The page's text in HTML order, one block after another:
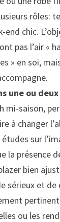
rôles:
end chic.
pas l’air «
» en soi,
une ou
mi-saison,
à changer
études sur
la présence
bien
sérieux et
ou les